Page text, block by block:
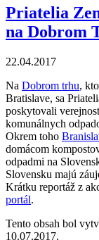
Priatelia
na Dobrom
22.04.2017
Na Dobrom trhu,
Bratislave, sa
poskytovali
komunálnych
Okrem toho
domácom
odpadmi na
Slovensku majú
Krátku reportáž z
portál.
Tento obsah bol
10.07.2017.